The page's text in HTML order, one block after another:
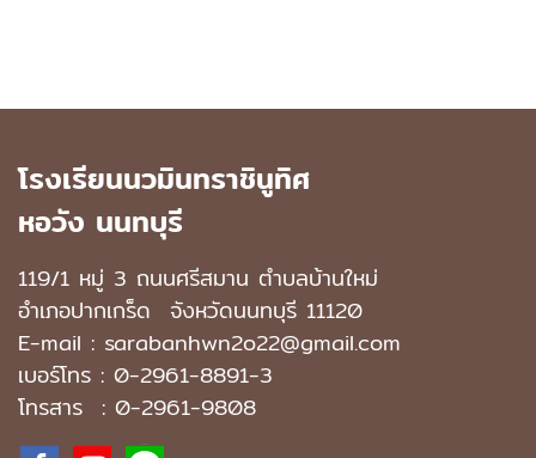
โรงเรียนนวมินทราชินูทิศ
หอวัง นนทบุรี
119/1 หมู่ 3 ถนนศรีสมาน ตำบลบ้านใหม่
อำเภอปากเกร็ด จังหวัดนนทบุรี 11120
E-mail : sarabanhwn2o22@gmail.com
เบอร์โทร : 0-2961-8891-3
โทรสาร : 0-2961-9808